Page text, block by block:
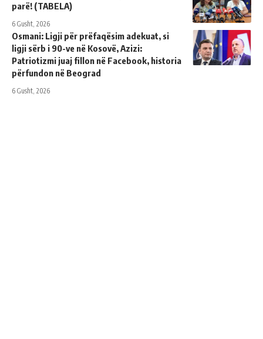
parë! (TABELA)
6 Gusht, 2026
Osmani: Ligji për prëfaqësim adekuat, si
ligji sërb i 90-ve në Kosovë, Azizi:
Patriotizmi juaj fillon në Facebook, historia
përfundon në Beograd
6 Gusht, 2026